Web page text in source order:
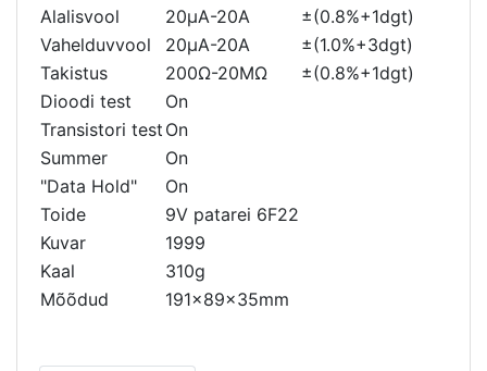
Alalisvool
20µA-20A
±(0.8%+1dgt)
Vahelduvvool
20µA-20A
±(1.0%+3dgt)
Takistus
200Ω-20MΩ
±(0.8%+1dgt)
Dioodi test
On
Transistori test On
Summer
On
"Data Hold"
On
Toide
9V patarei 6F22
Kuvar
1999
Kaal
310g
Mõõdud
191×89×35mm